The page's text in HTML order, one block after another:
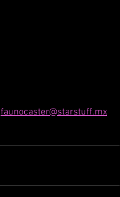
faunocaster@starstuff.mx